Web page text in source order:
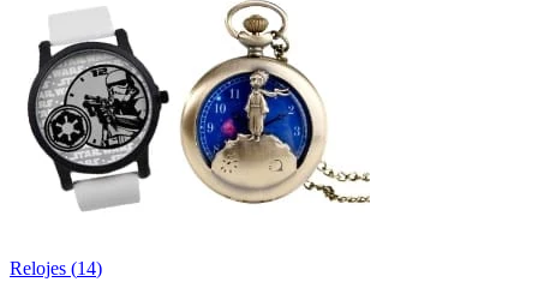
Relojes (14)